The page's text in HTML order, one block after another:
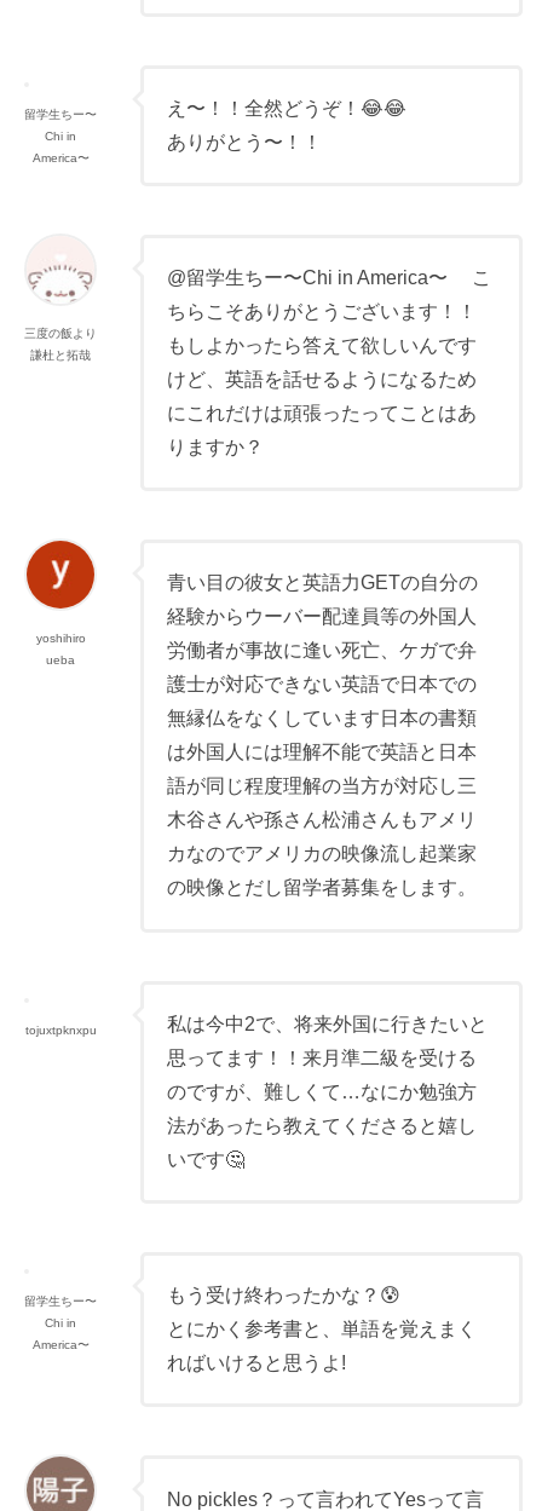
留学生ちー〜
Chi in
America〜
え〜！！全然どうぞ！😂😂
ありがとう〜！！
三度の飯より
謙杜と拓哉
@留学生ちー〜Chi in America〜 こ
ちらこそありがとうございます！！
もしよかったら答えて欲しいんです
けど、英語を話せるようになるため
にこれだけは頑張ったってことはあ
りますか？
yoshihiro
ueba
青い目の彼女と英語力GETの自分の
経験からウーバー配達員等の外国人
労働者が事故に逢い死亡、ケガで弁
護士が対応できない英語で日本での
無縁仏をなくしています日本の書類
は外国人には理解不能で英語と日本
語が同じ程度理解の当方が対応し三
木谷さんや孫さん松浦さんもアメリ
カなのでアメリカの映像流し起業家
の映像とだし留学者募集をします。
tojuxtpknxpu
私は今中2で、将来外国に行きたいと
思ってます！！来月準二級を受ける
のですが、難しくて…なにか勉強方
法があったら教えてくださると嬉し
いです🤔
留学生ちー〜
Chi in
America〜
もう受け終わったかな？😰
とにかく参考書と、単語を覚えまく
ればいけると思うよ!
No pickles？って言われてYesって言